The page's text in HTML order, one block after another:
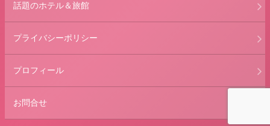
話題のホテル＆旅館
プライバシーポリシー
プロフィール
お問合せ